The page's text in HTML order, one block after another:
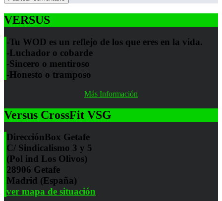
VERSUS
-Tu WOD es un reflejo de los que eres en la vida.
-Luchador o cobarde
-Sincero o mentiroso
-Honesto o tramposo
Más Información
Versus CrossFit VSG
DirecciónBox Getafe
C/ Sindicalismo 3 y 5
(Pol ind Los Olivos)
28906 Getafe
Madrid (España)
ver mapa de situación